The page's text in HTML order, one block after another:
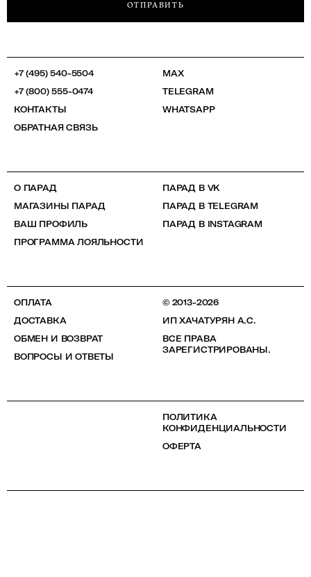
ОТПРАВИТЬ
+7 (495) 540-5504
+7 (800) 555-0474
КОНТАКТЫ
ОБРАТНАЯ СВЯЗЬ
MAX
TELEGRAM
WHATSAPP
О ПАРАД
МАГАЗИНЫ ПАРАД
ВАШ ПРОФИЛЬ
ПРОГРАММА ЛОЯЛЬНОСТИ
ПАРАД В VK
ПАРАД В TELEGRAM
ПАРАД В INSTAGRAM
ОПЛАТА
ДОСТАВКА
ОБМЕН И ВОЗВРАТ
ВОПРОСЫ И ОТВЕТЫ
© 2013-2026
ИП ХАЧАТУРЯН А.С.
ВСЕ ПРАВА
ЗАРЕГИСТРИРОВАНЫ.
ПОЛИТИКА
КОНФИДЕНЦИАЛЬНОСТИ
ОФЕРТА